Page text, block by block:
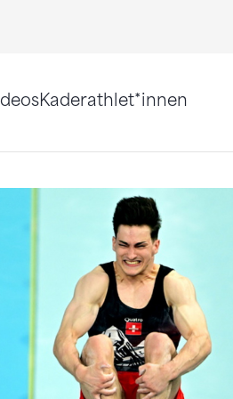
Kaderathlet*innen